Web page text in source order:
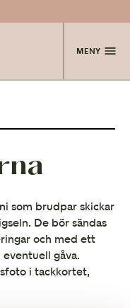
MENY
som brudpar skickar
De bör sändas
och med ett
gåva.
i tackkortet,